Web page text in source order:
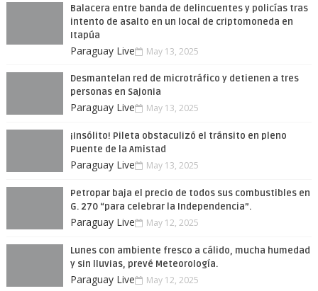
Balacera entre banda de delincuentes y policías tras
intento de asalto en un local de criptomoneda en
Itapúa
Paraguay Live May 13, 2025
Desmantelan red de microtráfico y detienen a tres
personas en Sajonia
Paraguay Live May 13, 2025
¡Insólito! Pileta obstaculizó el tránsito en pleno
Puente de la Amistad
Paraguay Live May 13, 2025
Petropar baja el precio de todos sus combustibles en
G. 270 “para celebrar la Independencia”.
Paraguay Live May 12, 2025
Lunes con ambiente fresco a cálido, mucha humedad
y sin lluvias, prevé Meteorología.
Paraguay Live May 12, 2025